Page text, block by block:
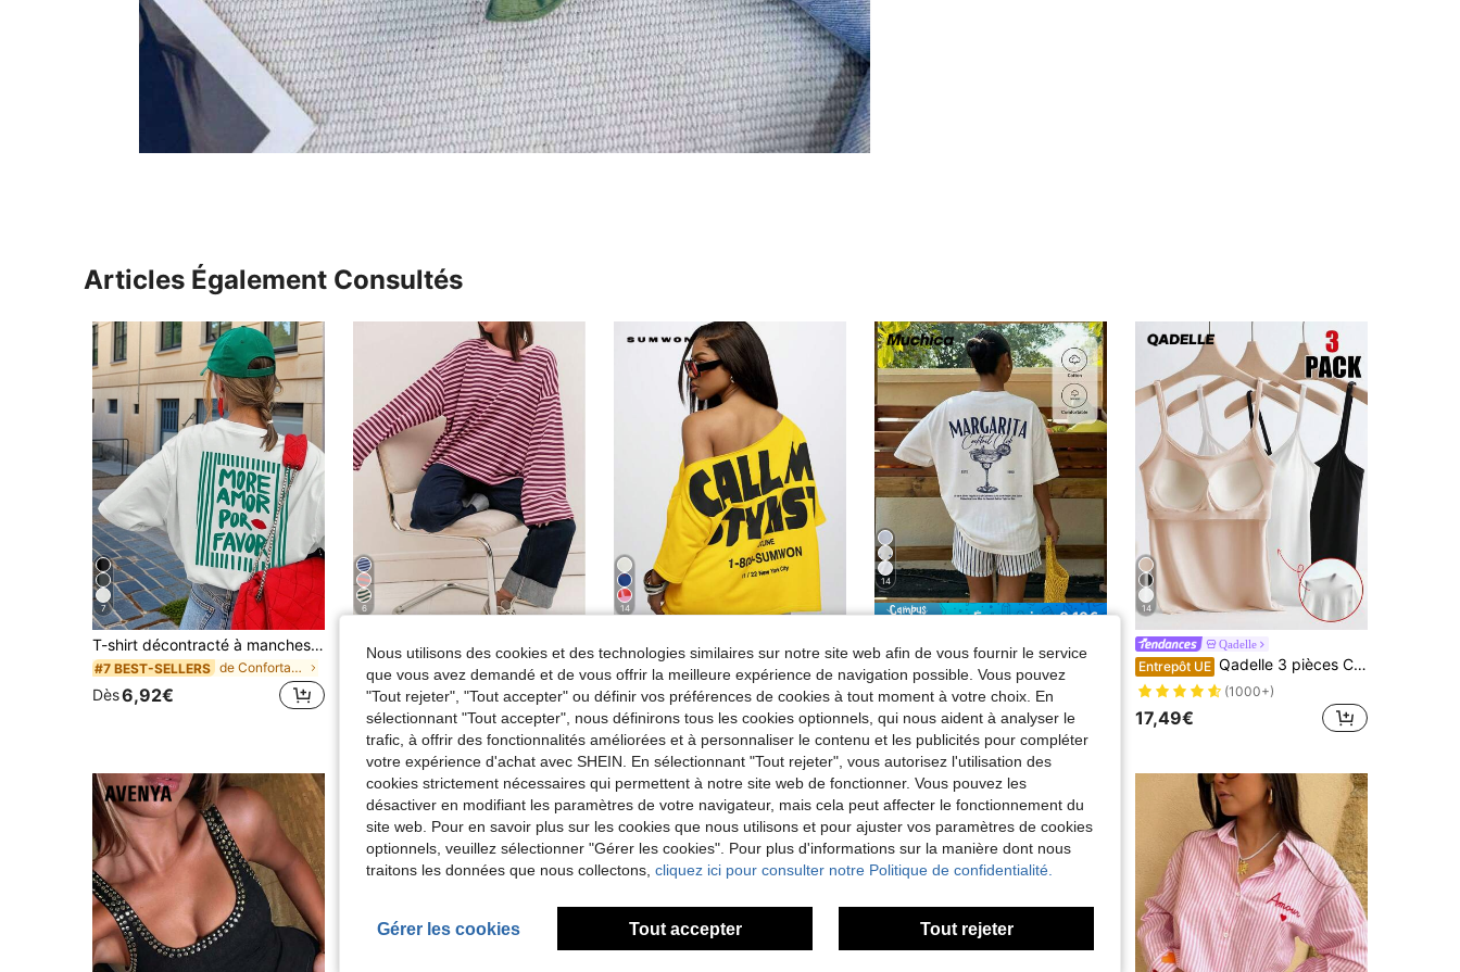
Articles Également Consultés
7
T-shirt décontracté à manches courtes et col rond pour femmes - motif imprimé, tissu doux et confortable, lavable en machine, Top d'été blanc
#7 BEST-SELLERS de Confortable Hauts, chemisiers et t-shirts pour
Dès6,92€
6
Nouveau Top côtelé rayé élégant et à la mode, convenant pour la maison, le port quotidien, le brunch, l'aéroport, toutes les saisons, vacances, printemps rose
13,49€
14
SUMWON WOMEN Tee-shirt surdimensionné à l'épaule dégagée, Top sport décontracté, graphique , streetwear, relaxé et ample, idéal pour le printemps et l'été
#1 BEST-SELLERS
de Jaune T-shirts basiques décontractés
(1000+)
#1 BEST-SELLERS
(1000+)
#1 BEST-SELLERS
(1000+)
#1 BEST-SELLERS
de Jaune T-shirts basiques décontractés
(1000+)
21,17€
14
Économiser 0,10€
Entrepôt UE -1% Muchica Tee-shirt à manches courtes à col rond avec imprimé décontracté pour cocktail, coupe ample pour femme, convient pour les trajets quotidiens, les sorties, les fêtes, l'automne/l'hiver/l'été, Noël, le Nouvel An, Thanksgiving, les fêtes, les mariages, la plage, la remise des diplômes, la mode, l'élégance, le décontracté, les sorties, les rendez-vous, les trajets, le brillant, la Saint-Valentin, les vacances, le style Y2K et d'autres occasions
9,89€ 9,99€
14
Qadelle
Entrepôt UE Qadelle 3 pièces Camisole matelassée intégrée anti-flashage, confortable et respirante
(1000+)
17,49€
Nous utilisons des cookies et des technologies similaires sur notre site web afin de vous fournir le service
que vous avez demandé et de vous offrir la meilleure expérience de navigation possible. Vous pouvez
"Tout rejeter", "Tout accepter" ou définir vos préférences de cookies à tout moment à votre choix. En
sélectionnant "Tout accepter", nous définirons tous les cookies optionnels, qui nous aident à analyser le
trafic, à offrir des fonctionnalités améliorées et à personnaliser le contenu et les publicités pour compléter
votre expérience d'achat avec SHEIN. En sélectionnant "Tout rejeter", vous autorisez l'utilisation des
cookies strictement nécessaires qui permettent à notre site web de fonctionner. Vous pouvez les
désactiver en modifiant les paramètres de votre navigateur, mais cela peut affecter le fonctionnement du
site web. Pour en savoir plus sur les cookies que nous utilisons et pour ajuster vos paramètres de cookies
optionnels, veuillez sélectionner "Gérer les cookies". Pour plus d'informations sur la manière dont nous
traitons les données que nous collectons, cliquez ici pour consulter notre Politique de confidentialité.
Gérer les cookies Tout accepter Tout rejeter